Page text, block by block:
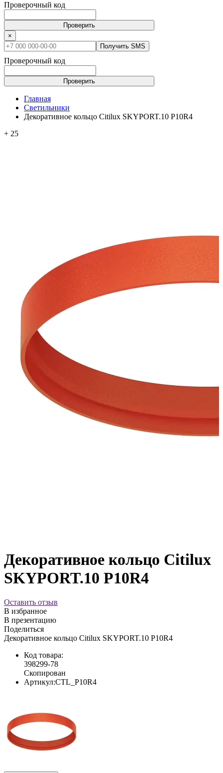
Проверочный код
Проверить
×
Получить SMS
Проверочный код
Проверить
Главная
Светильники
Декоративное кольцо Citilux SKYPORT.10 P10R4
+ 25
Декоративное кольцо Citilux
SKYPORT.10 P10R4
Оставить отзыв
В избранное
В презентацию
Поделиться
Декоративное кольцо Citilux SKYPORT.10 P10R4
Код товара:
398299-78
Скопирован
Артикул:CTL_P10R4